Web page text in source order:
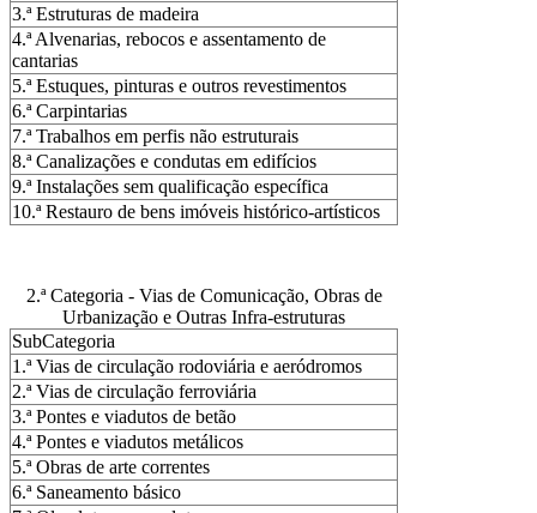
3.ª Estruturas de madeira
4.ª Alvenarias, rebocos e assentamento de
cantarias
5.ª Estuques, pinturas e outros revestimentos
6.ª Carpintarias
7.ª Trabalhos em perfis não estruturais
8.ª Canalizações e condutas em edifícios
9.ª Instalações sem qualificação específica
10.ª Restauro de bens imóveis histórico-artísticos
2.ª Categoria - Vias de Comunicação, Obras de
Urbanização e Outras Infra-estruturas
SubCategoria
1.ª Vias de circulação rodoviária e aeródromos
2.ª Vias de circulação ferroviária
3.ª Pontes e viadutos de betão
4.ª Pontes e viadutos metálicos
5.ª Obras de arte correntes
6.ª Saneamento básico